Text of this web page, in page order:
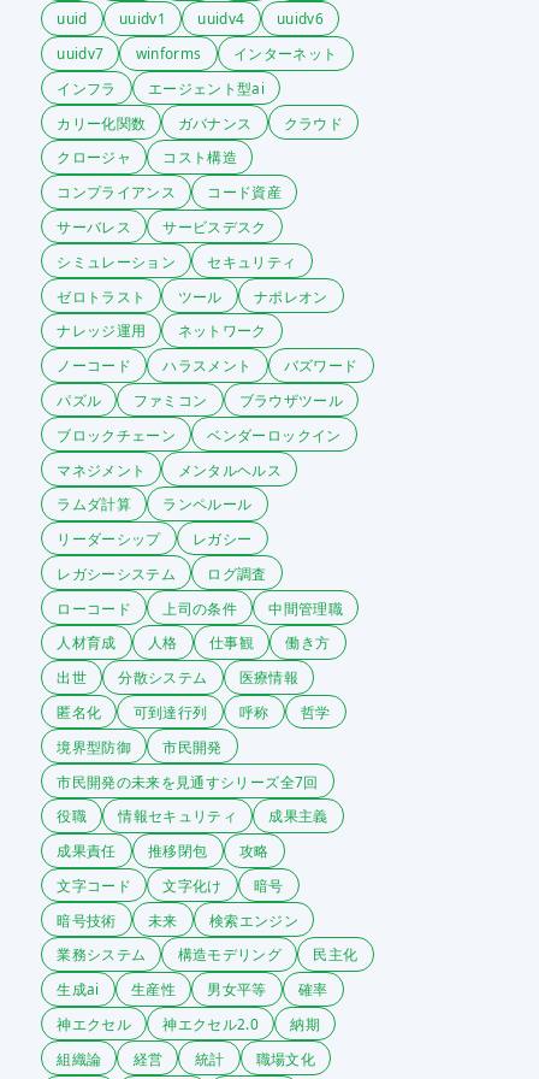
uuid uuidv1 uuidv4
uuidv6
uuidv7
winforms
インターネット
インフラ
エージェント型ai
カリー化関数
ガバナンス
クラウド
クロージャ
コスト構造
コンプライアンス
コード資産
サーバレス
サービスデスク
シミュレーション
セキュリティ
ゼロトラスト
ツール
ナポレオン
ナレッジ運用
ネットワーク
ノーコード
ハラスメント
バズワード
パズル
ファミコン
ブラウザツール
ブロックチェーン
ベンダーロックイン
マネジメント
メンタルヘルス
ラムダ計算
ランペルール
リーダーシップ
レガシー
レガシーシステム
ログ調査
ローコード
上司の条件
中間管理職
人材育成
人格 仕事観
働き方
出世
分散システム
医療情報
匿名化
可到達行列 呼称
哲学
境界型防御
市民開発
市民開発の未来を見通すシリーズ全7回
役職
情報セキュリティ
成果主義
成果責任
推移閉包
攻略
文字コード
文字化け
暗号
暗号技術
未来
検索エンジン
業務システム
構造モデリング
民主化
生成ai
生産性 男女平等
確率
神エクセル
神エクセル2.0
納期
組織論
経営 統計 職場文化